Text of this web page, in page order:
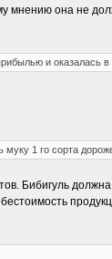
мнению она не
и оказалась
муку 1 го сорта
Бибигуль